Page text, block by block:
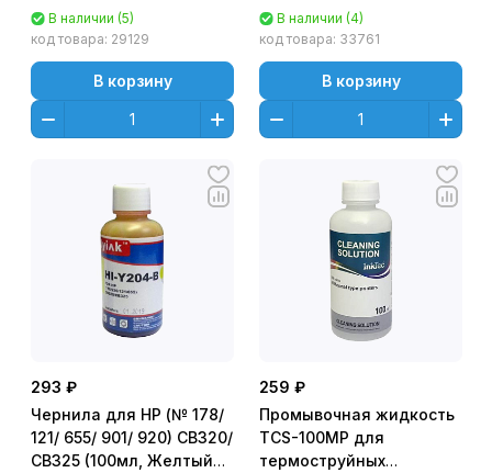
Cyan),
водорастворимые) EIM-
В наличии (5)
код товара: 29129
В корзину
Пурпурный (Magenta),
водорастворимые) HI-
В наличии (4)
код товара: 33761
В корзину
293 ₽
Чернила для HP (№ 178/
121/ 655/ 901/ 920) CB320/
CB325 (100мл, Желтый
259 ₽
Промывочная жидкость
TCS-100MP для
термоструйных